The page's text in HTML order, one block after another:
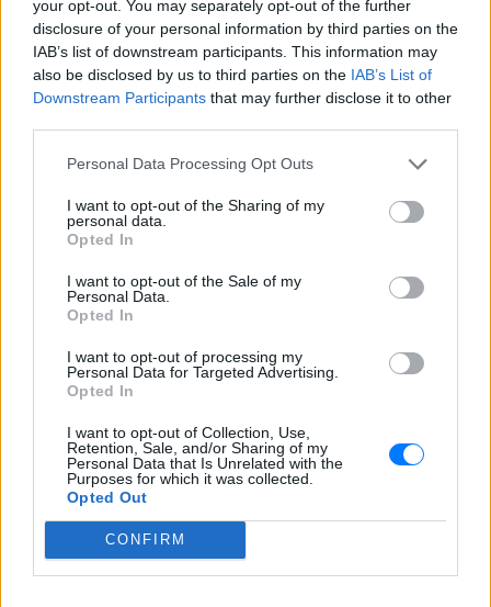
your opt-out. You may separately opt-out of the further
disclosure of your personal information by third parties on the
IAB’s list of downstream participants. This information may
also be disclosed by us to third parties on the IAB’s List of
Downstream Participants that may further disclose it to other
Personal Data Processing Opt Outs
I want to opt-out of the Sharing of my
personal data.
Opted In
I want to opt-out of the Sale of my
Personal Data.
Opted In
I want to opt-out of processing my
Personal Data for Targeted Advertising.
Opted In
I want to opt-out of Collection, Use,
Retention, Sale, and/or Sharing of my
Personal Data that Is Unrelated with the
Purposes for which it was collected.
Opted Out
CONFIRM
Καλοκαιρινές εκπτώσεις έως ‑
70% από τα μεγαλύτερα eshops
ένδυσης!
προσφορές!
Κάνε τα ταξίδια σου Travel
Διάλεξε χώρα, πόλη, νησί ή χωριό,
ανέβασε τις φωτογραφίες σου και
Είδη σπιτιού έως ‑70%
Βρες αγαπημένα είδη για την ανανέωση
του σπιτιού σου!